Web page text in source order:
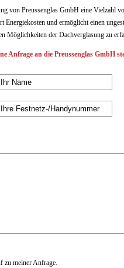
von Preussenglas GmbH eine Vielzahl
Energiekosten und ermöglicht einen
Möglichkeiten der Dachverglasung zu
Anfrage an die Preussenglas GmbH
zu meiner Anfrage.